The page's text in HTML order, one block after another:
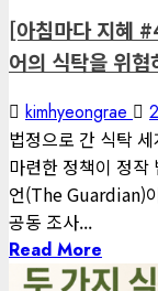
[아침마다 지혜
어의 식탁을 위협
kimhyeongrae
법정으로 간 식탁
마련한 정책이 정작
언(The Guardian)
공동 조사...
Read More
1 minute read